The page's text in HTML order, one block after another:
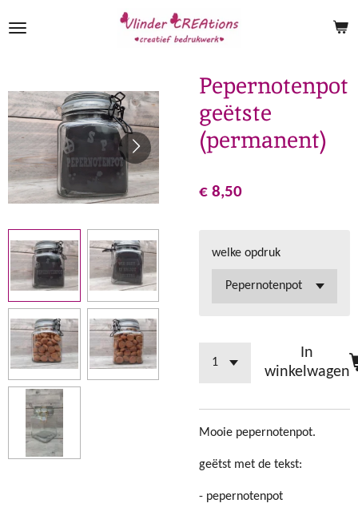
direct
hoofdinhoud
Pepernotenpot
geëtste
(permanent)
€ 8,50
welke opdruk
In
winkelwagen
Mooie pepernotenpot.
geëtst met de tekst:
- pepernotenpot